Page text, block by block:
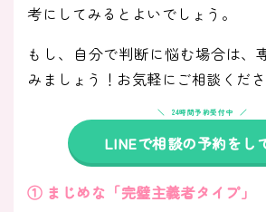
考にしてみるとよいでしょう。
もし、自分で判断に悩む場合は、
みましょう！お気軽にご相談くださ
24時間予約受付中
LINEで相談の予約をし
① まじめな「完璧主義者タイプ」